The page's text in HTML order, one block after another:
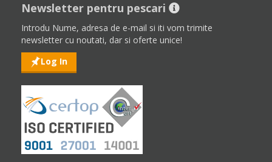
Newsletter pentru pescari
Introdu Nume, adresa de e-mail si iti vom trimite
newsletter cu noutati, dar si oferte unice!
Log In